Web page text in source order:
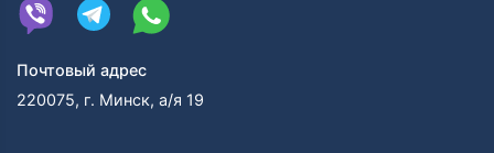
Почтовый адрес
220075, г. Минск, а/я 19